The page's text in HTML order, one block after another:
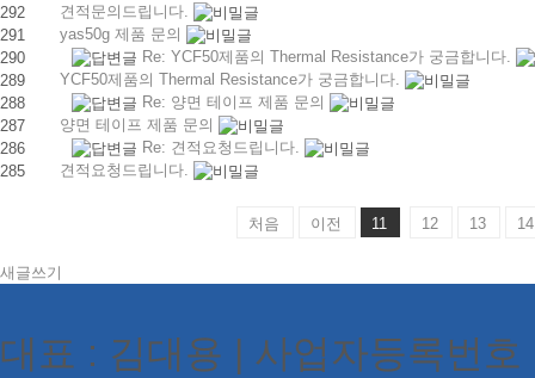
292
견적문의드립니다.
291
yas50g 제품 문의
290
Re: YCF50제품의 Thermal Resistance가 궁금합니다.
289
YCF50제품의 Thermal Resistance가 궁금합니다.
288
Re: 양면 테이프 제품 문의
287
양면 테이프 제품 문의
286
Re: 견적요청드립니다.
285
견적요청드립니다.
처음 이전 11 12 13 14
새글쓰기
대표 : 김대용 | 사업자등록번